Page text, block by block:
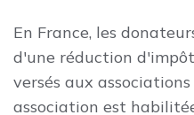
En France, les
d'une réduction
versés aux
association est